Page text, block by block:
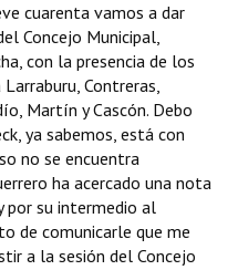
cuarenta vamos a dar
Concejo Municipal,
con la presencia de los
Contreras,
Martín y Cascón. Debo
ya sabemos, está con
no se encuentra
ha acercado una nota
por su intermedio al
de comunicarle que me
a la sesión del Concejo